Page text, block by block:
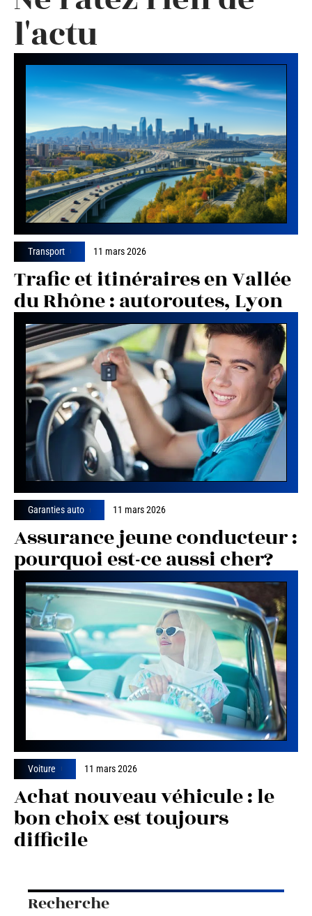
l'actu
Transport 11 mars 2026
Trafic et itinéraires en Vallée
du Rhône : autoroutes, Lyon
Garanties auto 11 mars 2026
Assurance jeune conducteur :
pourquoi est-ce aussi cher?
Voiture 11 mars 2026
Achat nouveau véhicule : le
bon choix est toujours
difficile
Recherche